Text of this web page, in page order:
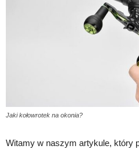
Jaki kołowrotek na okonia?
Witamy w naszym artykule, który